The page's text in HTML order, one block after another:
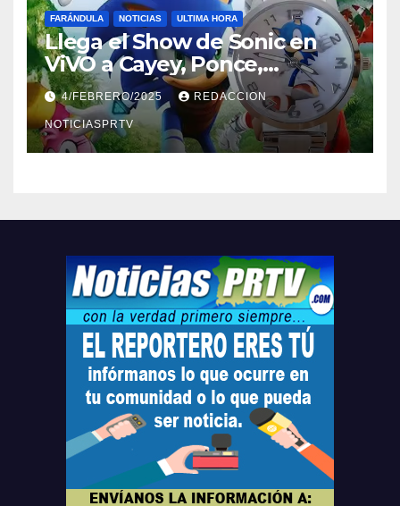
FARÁNDULA NOTICIAS ULTIMA HORA
Llega el Show de Sonic en
ViVO a Cayey, Ponce,
Barceloneta y Humacao,
Relojes gratis para el que
compre ahora….
4/FEBRERO/2025 REDACCION
NOTICIASPRTV